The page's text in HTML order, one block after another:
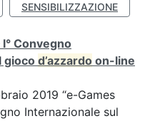
SENSIBILIZZAZIONE
Convegno
giocod’azzardo on-line
2019 “e-Games
Internazionale sul